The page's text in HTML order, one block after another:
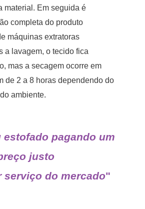
material. Em seguida é
completa do produto
máquinas extratoras
a lavagem, o tecido fica
mas a secagem ocorre em
de 2 a 8 horas dependendo do
ambiente.
estofado pagando um
justo
serviço do mercado"